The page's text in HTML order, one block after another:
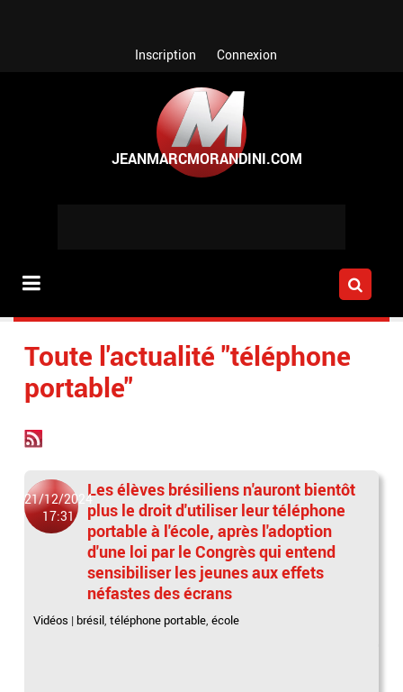
Inscription Connexion
Toute l'actualité "téléphone
portable"
21/12/2024
17:31
Les élèves brésiliens n'auront bientôt
plus le droit d'utiliser leur téléphone
portable à l'école, après l'adoption
d'une loi par le Congrès qui entend
sensibiliser les jeunes aux effets
néfastes des écrans
Vidéos | brésil,téléphone portable,école